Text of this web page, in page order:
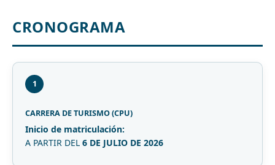
CRONOGRAMA
1
CARRERA DE TURISMO (CPU)
Inicio de matriculación:
A PARTIR DEL 6 DE JULIO DE 2026